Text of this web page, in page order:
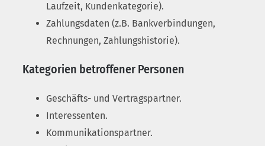
Laufzeit, Kundenkategorie).
Zahlungsdaten (z.B. Bankverbindungen,
Rechnungen, Zahlungshistorie).
Kategorien betroffener Personen
Geschäfts- und Vertragspartner.
Interessenten.
Kommunikationspartner.